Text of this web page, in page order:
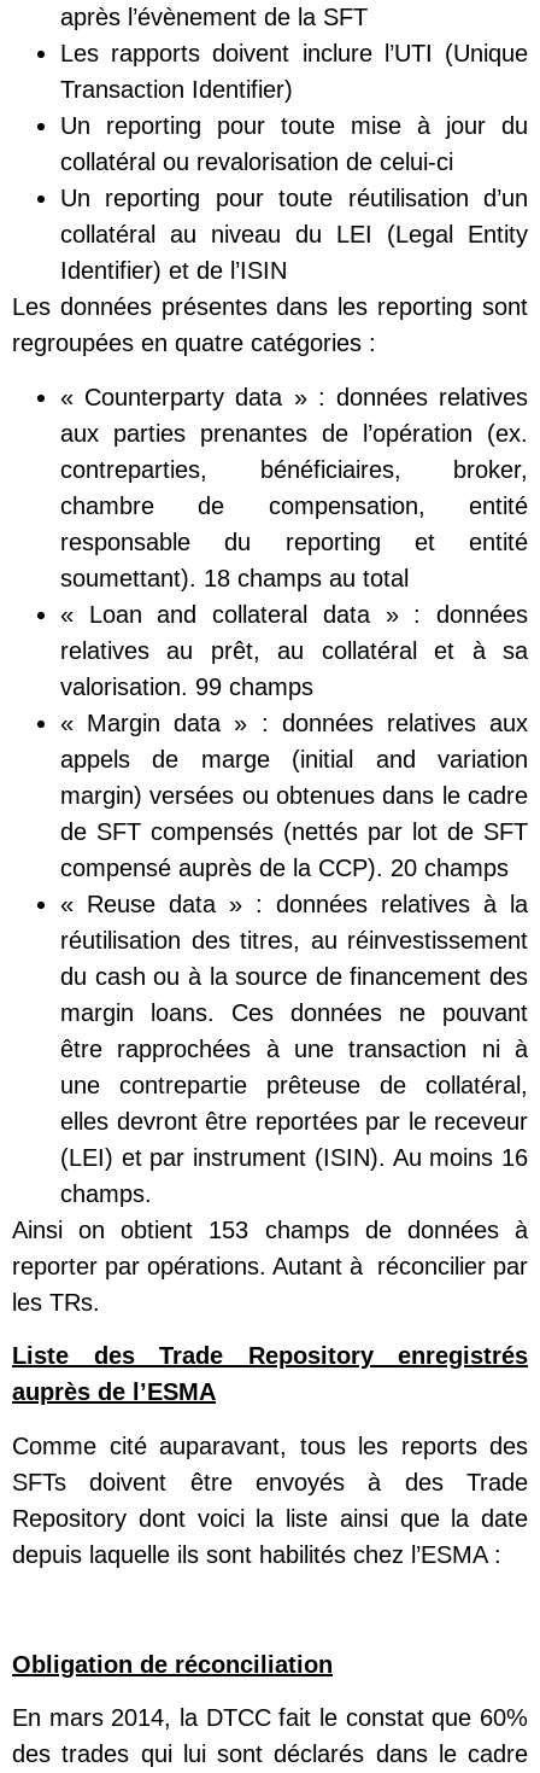
après l’évènement de la SFT
Les rapports doivent inclure l’UTI (Unique
Transaction Identifier)
Un reporting pour toute mise à jour du
collatéral ou revalorisation de celui-ci
Un reporting pour toute réutilisation d’un
collatéral au niveau du LEI (Legal Entity
Identifier) et de l’ISIN
Les données présentes dans les reporting sont
regroupées en quatre catégories :
« Counterparty data » : données relatives
aux parties prenantes de l’opération (ex.
contreparties, bénéficiaires, broker,
chambre de compensation, entité
responsable du reporting et entité
soumettant). 18 champs au total
« Loan and collateral data » : données
relatives au prêt, au collatéral et à sa
valorisation. 99 champs
« Margin data » : données relatives aux
appels de marge (initial and variation
margin) versées ou obtenues dans le cadre
de SFT compensés (nettés par lot de SFT
compensé auprès de la CCP). 20 champs
« Reuse data » : données relatives à la
réutilisation des titres, au réinvestissement
du cash ou à la source de financement des
margin loans. Ces données ne pouvant
être rapprochées à une transaction ni à
une contrepartie prêteuse de collatéral,
elles devront être reportées par le receveur
(LEI) et par instrument (ISIN). Au moins 16
champs.
Ainsi on obtient 153 champs de données à
reporter par opérations. Autant à réconcilier par
les TRs.
Liste des Trade Repository enregistrés
auprès de l’ESMA
Comme cité auparavant, tous les reports des
SFTs doivent être envoyés à des Trade
Repository dont voici la liste ainsi que la date
depuis laquelle ils sont habilités chez l’ESMA :
Obligation de réconciliation
En mars 2014, la DTCC fait le constat que 60%
des trades qui lui sont déclarés dans le cadre